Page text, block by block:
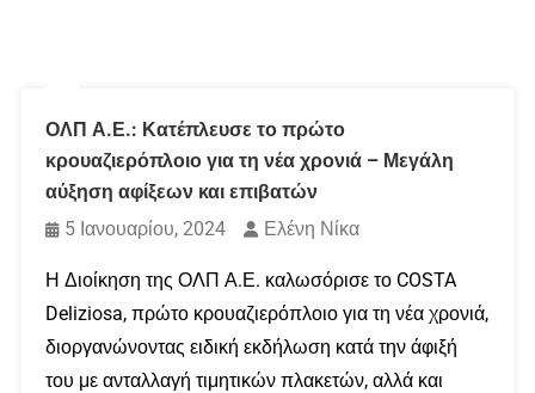
ΟΛΠ Α.Ε.: Κατέπλευσε το πρώτο
κρουαζιερόπλοιο για τη νέα χρονιά – Μεγάλη
αύξηση αφίξεων και επιβατών
5 Ιανουαρίου, 2024
Ελένη Νίκα
Η Διοίκηση της ΟΛΠ Α.Ε. καλωσόρισε το COSTA
Deliziosa, πρώτο κρουαζιερόπλοιο για τη νέα χρονιά,
διοργανώνοντας ειδική εκδήλωση κατά την άφιξή
του με ανταλλαγή τιμητικών πλακετών, αλλά και